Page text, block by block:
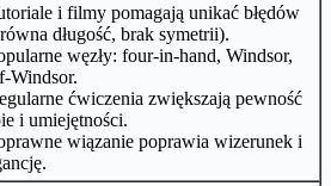
i filmy pomagają unikać błędów
długość, brak symetrii).
węzły: four-in-hand, Windsor,
Windsor.
ćwiczenia zwiększają pewność
i umiejętności.
wiązanie poprawia wizerunek i